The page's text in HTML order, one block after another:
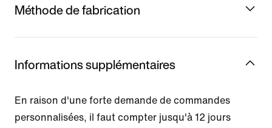
Méthode de fabrication
Informations supplémentaires
En raison d'une forte demande de commandes
personnalisées, il faut compter jusqu'à 12 jours